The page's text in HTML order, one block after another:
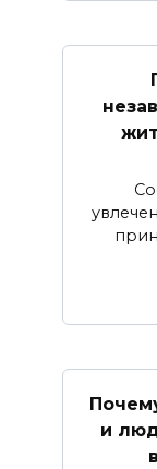
и